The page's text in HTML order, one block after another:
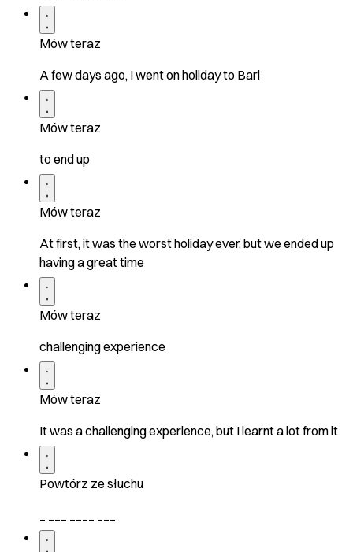
Mów teraz
A few days ago, I went on holiday to Bari
Mów teraz
to end up
Mów teraz
At first, it was the worst holiday ever, but we ended up
having a great time
Mów teraz
challenging experience
Mów teraz
It was a challenging experience, but I learnt a lot from it
Powtórz ze słuchu